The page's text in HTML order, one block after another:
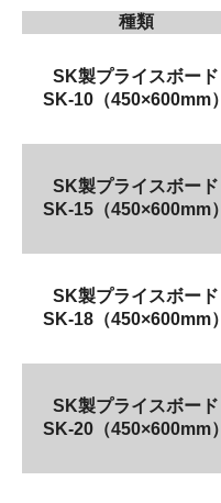
種類
SK製プライスボード
SK-10（450×600mm）
SK製プライスボード
SK-15（450×600mm）
SK製プライスボード
SK-18（450×600mm）
SK製プライスボード
SK-20（450×600mm）